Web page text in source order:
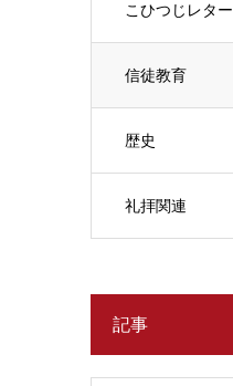
こひつじレター
信徒教育
歴史
礼拝関連
記事